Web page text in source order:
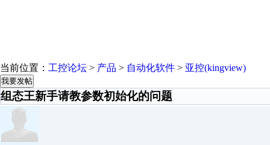
当前位置： 工控论坛 > 产品 > 自动化软件 > 亚控(kingview)
我要发帖
组态王新手请教参数初始化的问题